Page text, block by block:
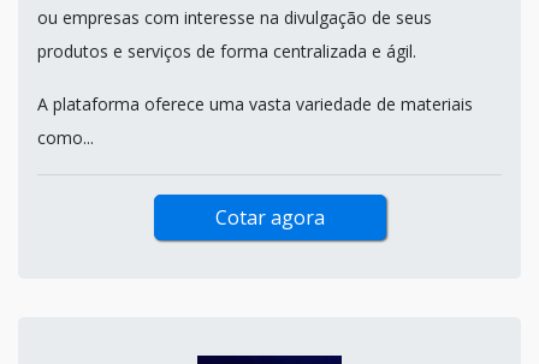
ou empresas com interesse na divulgação de seus
produtos e serviços de forma centralizada e ágil.
A plataforma oferece uma vasta variedade de materiais
como...
Cotar agora